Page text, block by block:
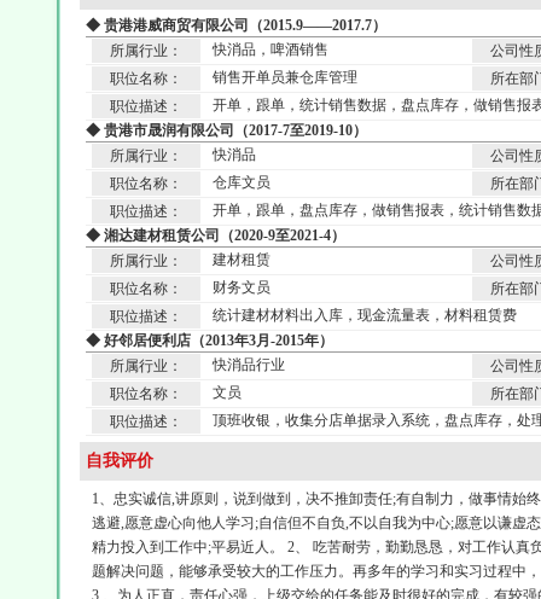
◆ 贵港港威商贸有限公司（2015.9——2017.7）
所属行业：
快消品，啤酒销售
公司性
职位名称：
销售开单员兼仓库管理
所在部
职位描述：
开单，跟单，统计销售数据，盘点库存，做销售报
◆ 贵港市晟润有限公司（2017-7至2019-10）
所属行业：
快消品
公司性
职位名称：
仓库文员
所在部
职位描述：
开单，跟单，盘点库存，做销售报表，统计销售数
◆ 湘达建材租赁公司（2020-9至2021-4）
所属行业：
建材租赁
公司性
职位名称：
财务文员
所在部
职位描述：
统计建材材料出入库，现金流量表，材料租赁费
◆ 好邻居便利店（2013年3月-2015年）
所属行业：
快消品行业
公司性
职位名称：
文员
所在部
职位描述：
顶班收银，收集分店单据录入系统，盘点库存，处
自我评价
1、忠实诚信,讲原则，说到做到，决不推卸责任;有自制力，做事情始
逃避,愿意虚心向他人学习;自信但不自负,不以自我为中心;愿意以谦虚
精力投入到工作中;平易近人。 2、 吃苦耐劳，勤勤恳恳，对工作认真
题解决问题，能够承受较大的工作压力。再多年的学习和实习过程中
3 、为人正直，责任心强，上级交给的任务能及时很好的完成，有较